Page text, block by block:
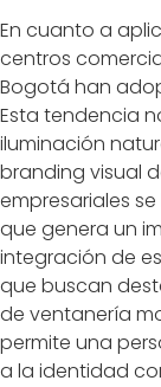
En cuanto a
centros
Bogotá han
Esta tendencia
iluminación
branding visual
empresariales
que genera un
integración de
que buscan
de ventanería
permite una
a la identidad